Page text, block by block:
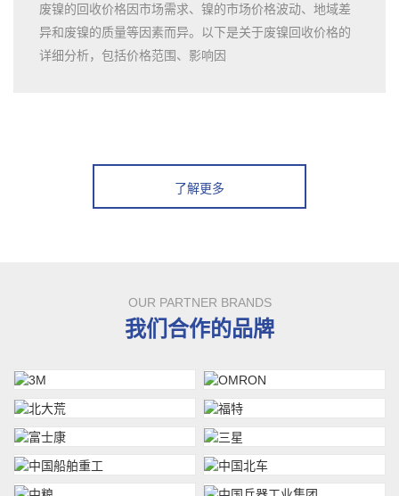
废镍的回收价格因市场需求、镍的市场价格波动、地域差
异和废镍的质量等因素而异。以下是关于废镍回收价格的
详细分析，包括价格范围、影响因
了解更多
OUR PARTNER BRANDS
我们合作的品牌